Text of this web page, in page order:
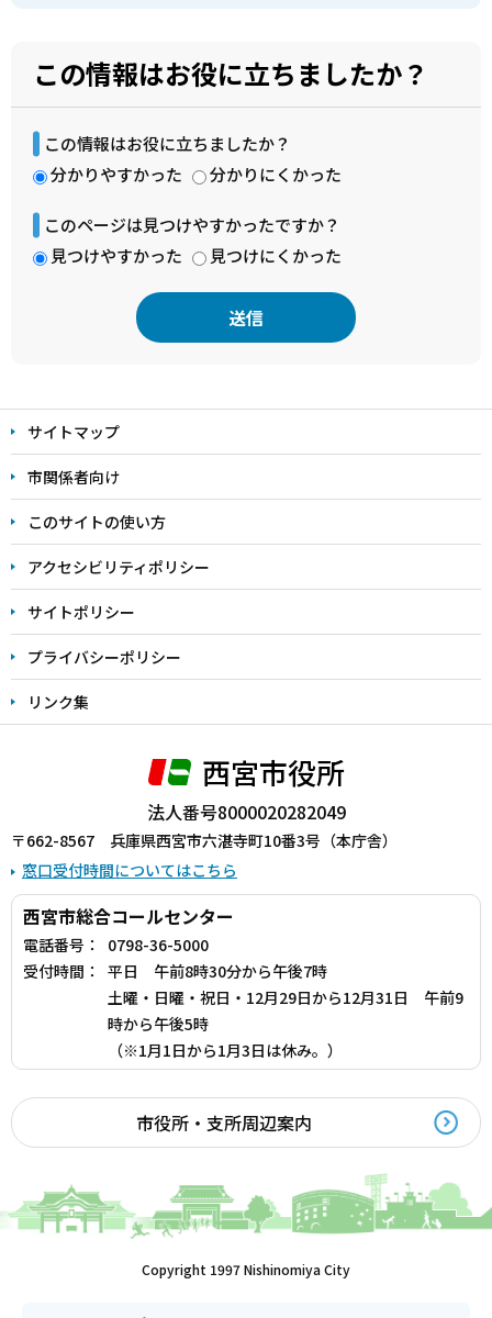
この情報はお役に立ちましたか？
この情報はお役に立ちましたか？
分かりやすかった
分かりにくかった
このページは見つけやすかったですか？
見つけやすかった
見つけにくかった
文
こ
こ
ま
サイトマップ
市関係者向け
このサイトの使い方
アクセシビリティポリシー
サイトポリシー
プライバシーポリシー
リンク集
西宮市役所
法人番号8000020282049
〒662-8567 兵庫県西宮市六湛寺町10番3号（本庁舎）
窓口受付時間についてはこちら
西宮市総合コールセンター
電話番号：
0798-36-5000
受付時間：
平日 午前8時30分から午後7時
土曜・日曜・祝日・12月29日から12月31日 午前9
時から午後5時
（※1月1日から1月3日は休み。）
市役所・支所周辺案内
Copyright 1997 Nishinomiya City